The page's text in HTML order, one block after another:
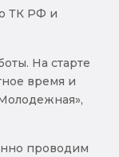
ТК РФ и
На старте
время и
проводим